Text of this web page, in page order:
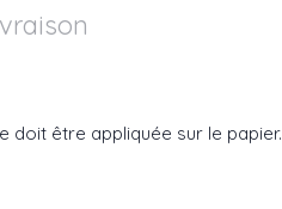
doit être appliquée sur le papier.